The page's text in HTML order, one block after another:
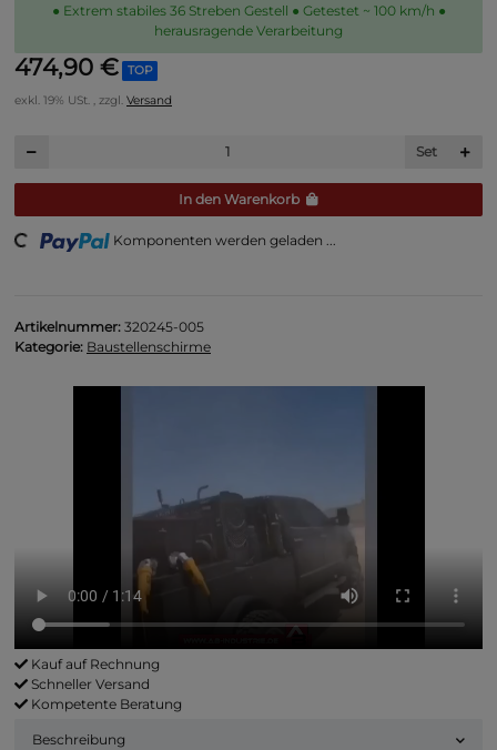
● Extrem stabiles 36 Streben Gestell ● Getestet ~ 100 km/h ●
herausragende Verarbeitung
474,90 €
TOP
exkl. 19% USt. , zzgl. Versand
Set
In den Warenkorb
Loading... Komponenten werden geladen ...
Artikelnummer: 320245-005
Kategorie: Baustellenschirme
Kauf auf Rechnung
Schneller Versand
Kompetente Beratung
Beschreibung